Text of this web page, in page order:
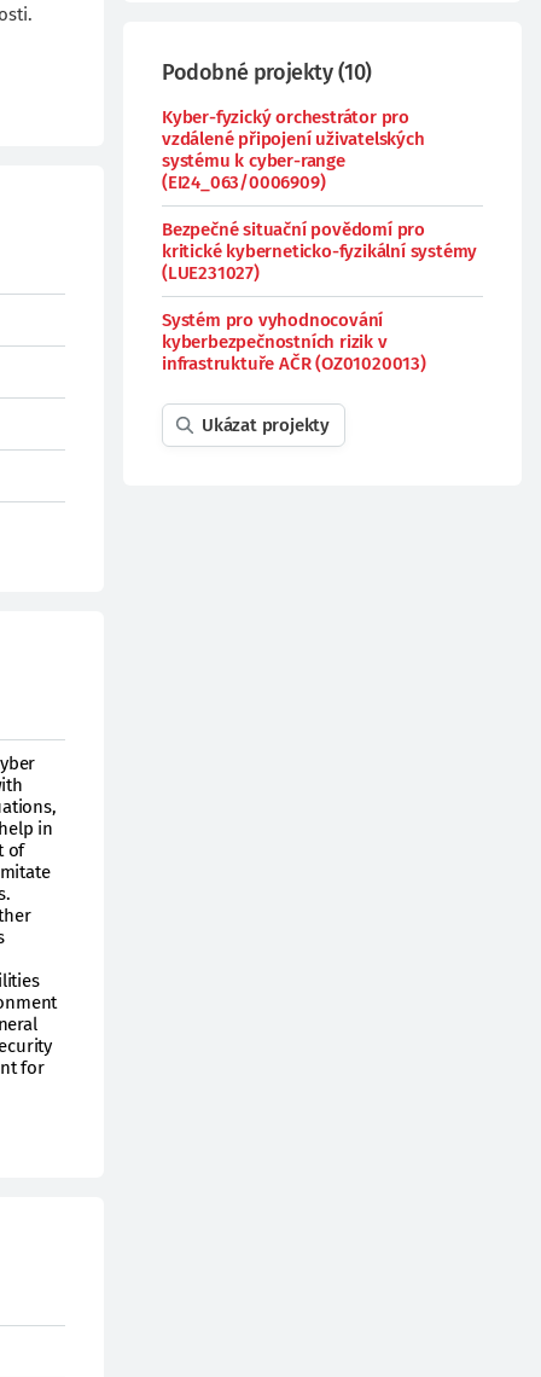
in
of
for
Podobné projekty(10)
Kyber-fyzický orchestrátor pro
vzdálené připojení uživatelských
systému k cyber-range
(EI24_063/0006909)
Bezpečné situační povědomí pro
kritické kyberneticko-fyzikální systémy
(LUE231027)
Systém pro vyhodnocování
kyberbezpečnostních rizik v
infrastruktuře AČR (OZ01020013)
Ukázat projekty